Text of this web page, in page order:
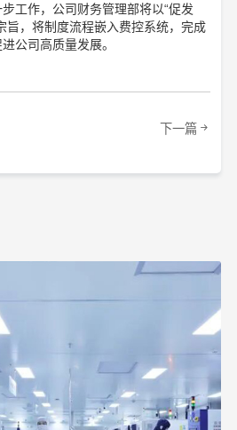
工作，公司财务管理部将以“促发
旨，将制度流程嵌入费控系统，完成
公司高质量发展。
下一篇